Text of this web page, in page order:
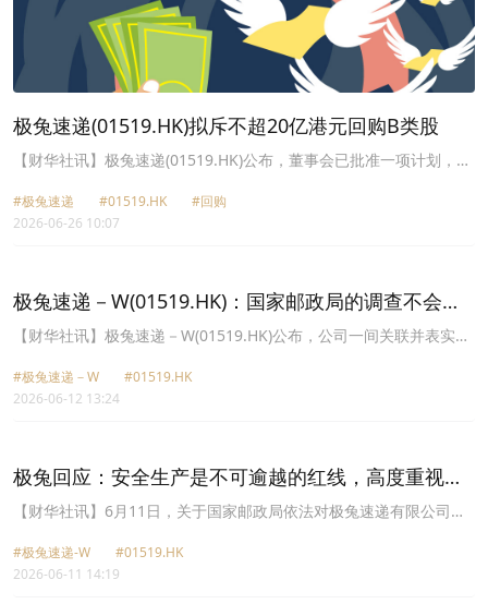
极兔速递(01519.HK)拟斥不超20亿港元回购B类股
【财华社讯】极兔速递(01519.HK)公布，董事会已批准一项计划，以
会的一般授权以购回公司B类股份，股东批准购回授权，以允许董事
会在公开市场购回不超过股东周年大会日期公司已发行股份总数(不包
为，B类股份的交易价格低估了集团的业绩及内在价值，相信公司的
财务状况将使其能够进行建议公开市场购回计划，并保持充足财务资
源以支持公司业务持续增长。公司未来将专注于东南亚及中国市场，
住电商平台全球扩张的重大发展机遇。对内，公司将精细化管理，持
续降低成本，以中国经验赋能海外业务，加强品牌建设，不断拓展非
#极兔速递 #01519.HK
#回购
2026-06-26 10:07
极兔速递－W(01519.HK)：国家邮政局的调查不会对
业务或财务状况造成重大影响
【财华社讯】极兔速递－W(01519.HK)公布，公司一间关联并表实体
董事会认为，该调查不会对公司的业务或财务状况造成任何重大影
响。公司正同步进行内部调查，并按照适用法律法规全面配合国家邮
#极兔速递－W
#01519.HK
2026-06-12 13:24
极兔回应：安全生产是不可逾越的红线，高度重视，
全面整改
【财华社讯】6月11日，关于国家邮政局依法对极兔速递有限公司立
配合主管部门依法依规开展的各项调查工作。安全生产是企业不可逾
越的红线。极兔中国深刻反思，深感作为品牌总部，在对使用“极兔
#极兔速递-W
#01519.HK
2026-06-11 14:19